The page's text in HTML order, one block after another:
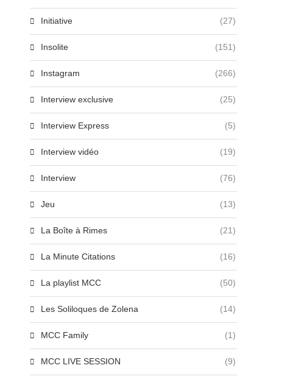
Initiative (27)
Insolite (151)
Instagram (266)
Interview exclusive (25)
Interview Express (5)
Interview vidéo (19)
Interview (76)
Jeu (13)
La Boîte à Rimes (21)
La Minute Citations (16)
La playlist MCC (50)
Les Soliloques de Zolena (14)
MCC Family (1)
MCC LIVE SESSION (9)